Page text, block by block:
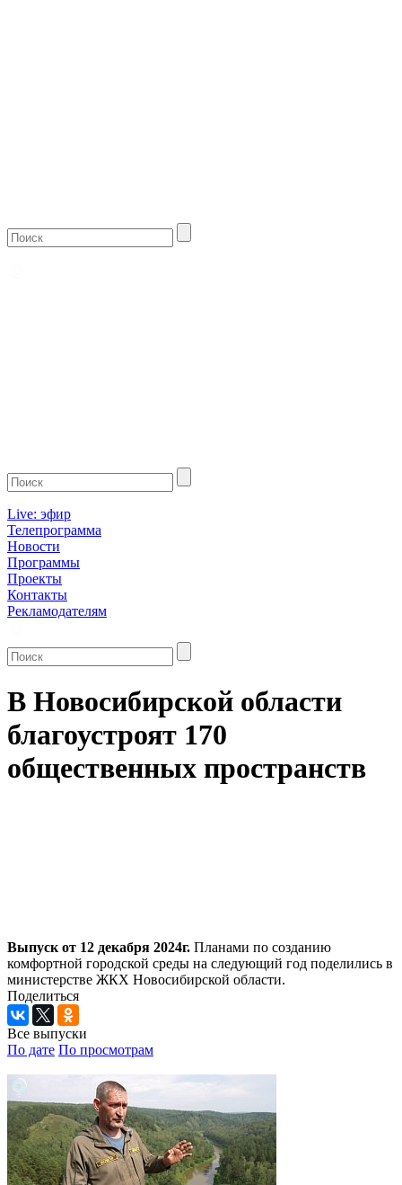
Live: эфир
Телепрограмма
Новости
Программы
Проекты
Контакты
Рекламодателям
В Новосибирской области
благоустроят 170
общественных пространств
Выпуск от 12 декабря 2024г. Планами по созданию
комфортной городской среды на следующий год поделились в
министерстве ЖКХ Новосибирской области.
Поделиться
Все выпуски
По дате По просмотрам